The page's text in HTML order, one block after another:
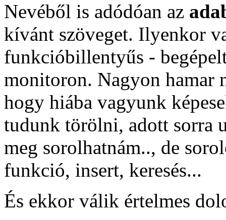
Nevéből is adódóan az
kívánt szöveget. Ilyenkor
funkcióbillentyűs -
monitoron. Nagyon hamar
hogy hiába vagyunk
tudunk törölni, adott sorra
meg sorolhatnám.., de
funkció, insert, keresés...
És ekkor válik értelmes